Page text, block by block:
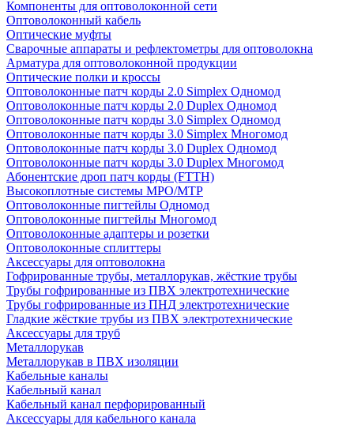
Компоненты для оптоволоконной сети
Оптоволоконный кабель
Оптические муфты
Сварочные аппараты и рефлектометры для оптоволокна
Арматура для оптоволоконной продукции
Оптические полки и кроссы
Оптоволоконные патч корды 2.0 Simplex Одномод
Оптоволоконные патч корды 2.0 Duplex Одномод
Оптоволоконные патч корды 3.0 Simplex Одномод
Оптоволоконные патч корды 3.0 Simplex Многомод
Оптоволоконные патч корды 3.0 Duplex Одномод
Оптоволоконные патч корды 3.0 Duplex Многомод
Абонентские дроп патч корды (FTTH)
Высокоплотные системы MPO/MTP
Оптоволоконные пигтейлы Одномод
Оптоволоконные пигтейлы Многомод
Оптоволоконные адаптеры и розетки
Оптоволоконные сплиттеры
Аксессуары для оптоволокна
Гофрированные трубы, металлорукав, жёсткие трубы
Трубы гофрированные из ПВХ электротехнические
Трубы гофрированные из ПНД электротехнические
Гладкие жёсткие трубы из ПВХ электротехнические
Аксессуары для труб
Металлорукав
Металлорукав в ПВХ изоляции
Кабельные каналы
Кабельный канал
Кабельный канал перфорированный
Аксессуары для кабельного канала